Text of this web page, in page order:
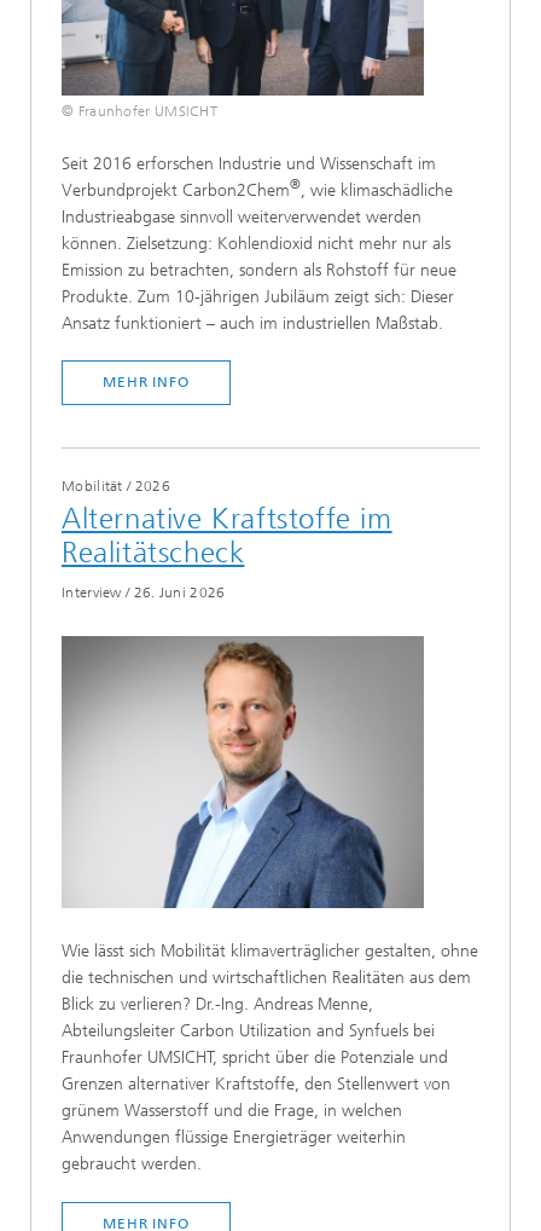
© Fraunhofer UMSICHT
Seit 2016 erforschen Industrie und Wissenschaft im
Verbundprojekt Carbon2Chem®, wie klimaschädliche
Industrieabgase sinnvoll weiterverwendet werden
können. Zielsetzung: Kohlendioxid nicht mehr nur als
Emission zu betrachten, sondern als Rohstoff für neue
Produkte. Zum 10-jährigen Jubiläum zeigt sich: Dieser
Ansatz funktioniert – auch im industriellen Maßstab.
MEHR INFO
Mobilität / 2026
Alternative Kraftstoffe im
Realitätscheck
Interview / 26. Juni 2026
Wie lässt sich Mobilität klimaverträglicher gestalten, ohne
die technischen und wirtschaftlichen Realitäten aus dem
Blick zu verlieren? Dr.-Ing. Andreas Menne,
Abteilungsleiter Carbon Utilization and Synfuels bei
Fraunhofer UMSICHT, spricht über die Potenziale und
Grenzen alternativer Kraftstoffe, den Stellenwert von
grünem Wasserstoff und die Frage, in welchen
Anwendungen flüssige Energieträger weiterhin
gebraucht werden.
MEHR INFO